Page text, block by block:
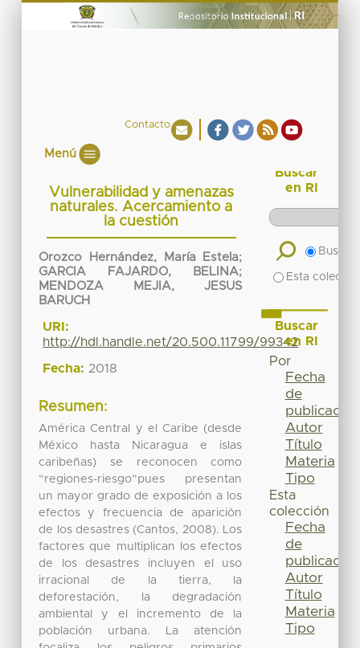
Contacto
Menú
Vulnerabilidad y amenazas
naturales. Acercamiento a
la cuestión
Orozco Hernández, María Estela;
GARCIA FAJARDO, BELINA;
MENDOZA MEJIA, JESUS
BARUCH
URI:
http://hdl.handle.net/20.500.11799/99342
Fecha: 2018
Resumen:
América Central y el Caribe (desde
México hasta Nicaragua e islas
caribeñas) se reconocen como
“regiones-riesgo”pues presentan
un mayor grado de exposición a los
efectos y frecuencia de aparición
de los desastres (Cantos, 2008). Los
factores que multiplican los efectos
de los desastres incluyen el uso
irracional de la tierra, la
deforestación, la degradación
ambiental y el incremento de la
población urbana. La atención
Buscar
en RI
Buscar
Esta
Buscar
en RI
Por
Fecha
de
publicación
Autor
Título
Materia
Tipo
Esta
colección
Fecha
de
publicación
Autor
Título
Materia
Tipo